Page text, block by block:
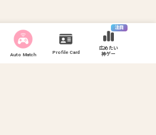
Auto Match Profile Card
注目
広めたい
神ゲー